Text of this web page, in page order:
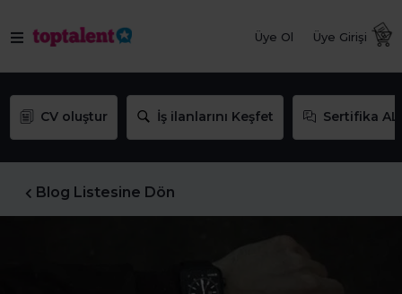
Üye Ol Üye Girişi
CV oluştur İş ilanlarını Keşfet Sertifika AL
Blog Listesine Dön